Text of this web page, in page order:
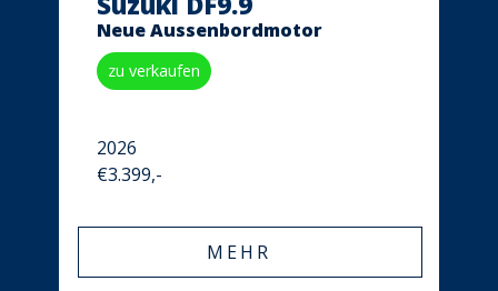
Neue Aussenbordmotor
zu verkaufen
2026
€3.399,-
MEHR